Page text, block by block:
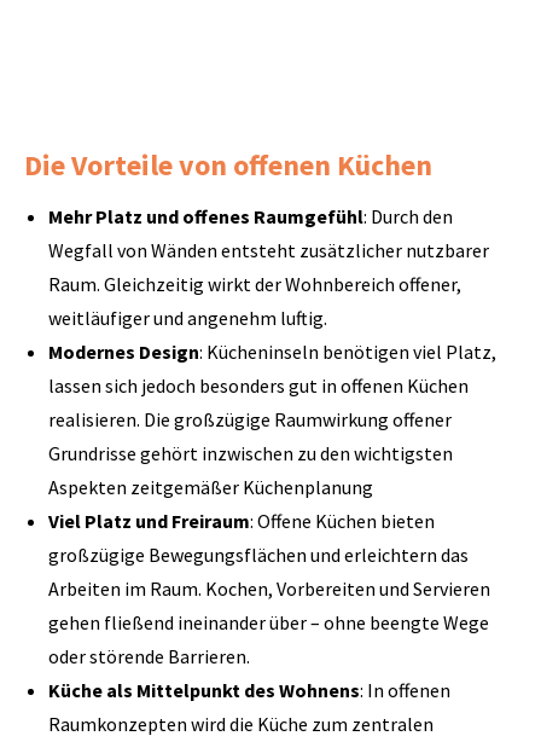
Die Vorteile von offenen Küchen
Mehr Platz und offenes Raumgefühl: Durch den
Wegfall von Wänden entsteht zusätzlicher nutzbarer
Raum. Gleichzeitig wirkt der Wohnbereich offener,
weitläufiger und angenehm luftig.
Modernes Design: Kücheninseln benötigen viel Platz,
lassen sich jedoch besonders gut in offenen Küchen
realisieren. Die großzügige Raumwirkung offener
Grundrisse gehört inzwischen zu den wichtigsten
Aspekten zeitgemäßer Küchenplanung
Viel Platz und Freiraum: Offene Küchen bieten
großzügige Bewegungsflächen und erleichtern das
Arbeiten im Raum. Kochen, Vorbereiten und Servieren
gehen fließend ineinander über – ohne beengte Wege
oder störende Barrieren.
Küche als Mittelpunkt des Wohnens: In offenen
Raumkonzepten wird die Küche zum zentralen